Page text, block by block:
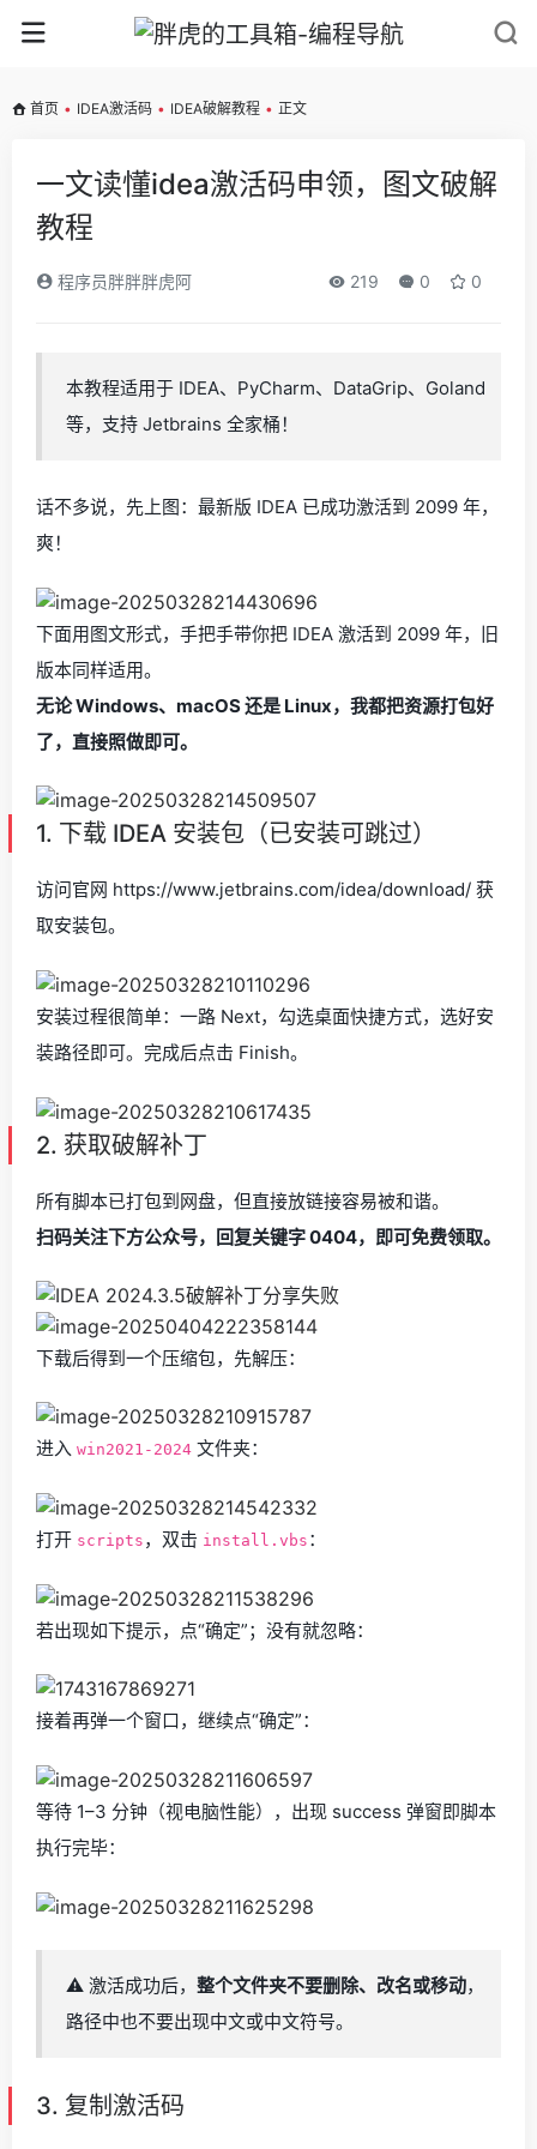
首页 • IDEA激活码 • IDEA破解教程 • 正文
一文读懂idea激活码申领，图文破解
教程
程序员胖胖胖虎阿 219 0 0
本教程适用于 IDEA、PyCharm、DataGrip、Goland
等，支持 Jetbrains 全家桶！
话不多说，先上图：最新版 IDEA 已成功激活到 2099 年，
爽！
下面用图文形式，手把手带你把 IDEA 激活到 2099 年，旧
版本同样适用。
无论 Windows、macOS 还是 Linux，我都把资源打包好
了，直接照做即可。
1. 下载 IDEA 安装包（已安装可跳过）
访问官网 https://www.jetbrains.com/idea/download/ 获
取安装包。
安装过程很简单：一路 Next，勾选桌面快捷方式，选好安
装路径即可。完成后点击 Finish。
2. 获取破解补丁
所有脚本已打包到网盘，但直接放链接容易被和谐。
扫码关注下方公众号，回复关键字 0404，即可免费领取。
下载后得到一个压缩包，先解压：
进入 win2021-2024 文件夹：
打开 scripts ，双击 install.vbs ：
若出现如下提示，点“确定”；没有就忽略：
接着再弹一个窗口，继续点“确定”：
等待 1–3 分钟（视电脑性能），出现 success 弹窗即脚本
执行完毕：
⚠️ 激活成功后， 整个文件夹不要删除、改名或移动，
路径中也不要出现中文或中文符号。
3. 复制激活码